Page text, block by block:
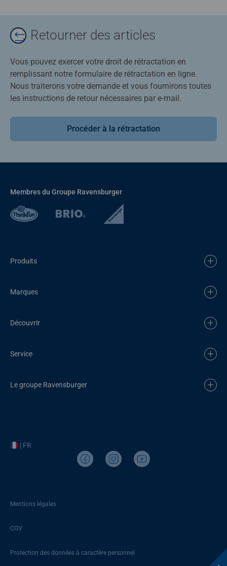
Retourner des articles
Vous pouvez exercer votre droit de rétractation en
remplissant notre formulaire de rétractation en ligne.
Nous traiterons votre demande et vous fournirons toutes
les instructions de retour nécessaires par e-mail.
Procéder à la rétractation
Membres du Groupe Ravensburger
Produits
Marques
Découvrir
Service
Le groupe Ravensburger
| FR
Mentions légales
CGV
Protection des données à caractère personnel